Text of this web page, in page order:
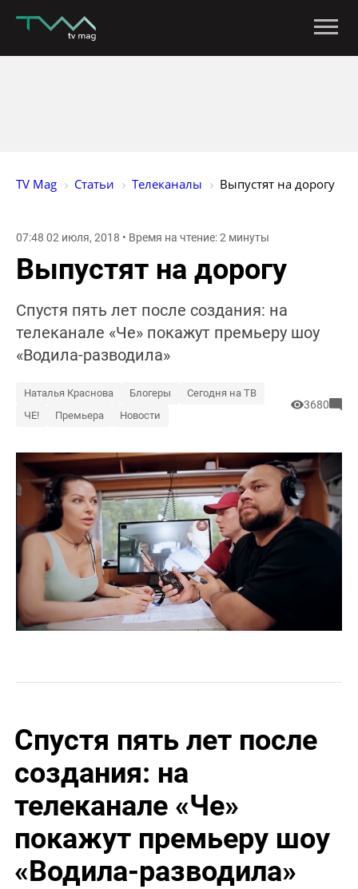
TV Mag Статьи Телеканалы Выпустят на дорогу
07:48 02 июля, 2018 • Время на чтение: 2 минуты
Выпустят на дорогу
Спустя пять лет после создания: на
телеканале «Че» покажут премьеру шоу
«Водила-разводила»
Наталья Краснова Блогеры
Сегодня на ТВ
ЧЕ!
Премьера Новости
3680
Спустя пять лет после
создания: на
телеканале «Че»
покажут премьеру шоу
«Водила-разводила»